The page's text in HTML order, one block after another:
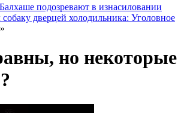
подозревают в изнасиловании
дверцей холодильника: Уголовное
»
но некоторые